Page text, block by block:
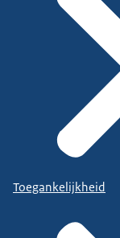
Toegankelijkheid